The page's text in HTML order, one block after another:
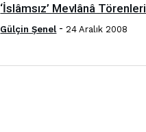
‘İslâmsız’ Mevlânâ Törenleri
Gülçin Şenel - 24 Aralık 2008